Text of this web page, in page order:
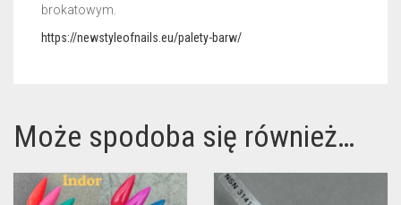
brokatowym.
https://newstyleofnails.eu/palety-barw/
Może spodoba się również…